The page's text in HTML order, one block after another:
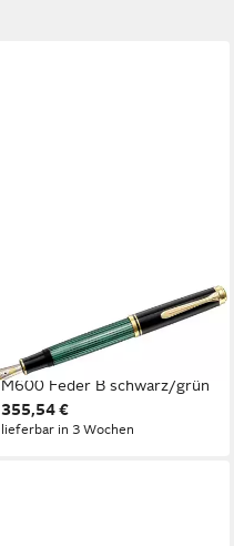
Füllfederhalter
Kolbenfüllhalter Souverän
M600 Feder B schwarz/grün
355,54 €
lieferbar in 3 Wochen